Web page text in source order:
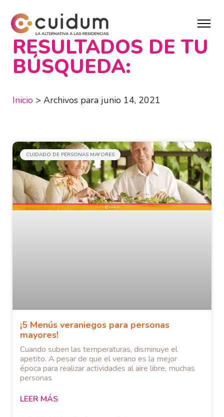
RESULTADOS DE TU
BÚSQUEDA:
Inicio > Archivos para junio 14, 2021
CUIDADO DE PERSONAS MAYORES
¡5 Menús veraniegos para personas
mayores!
Cuando suben las temperaturas, disminuye el
apetito. A pesar de que el verano es la mejor
época para realizar actividades al aire libre, muchas
personas
LEER MÁS